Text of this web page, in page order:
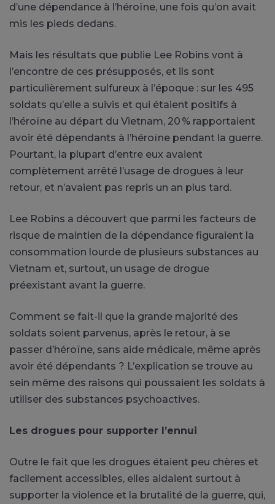
d’une dépendance à l’héroïne, une fois qu’on avait
mis les pieds dedans.
Mais les résultats que publie Lee Robins vont à
l’encontre de ces présupposés, et ils sont
particulièrement sulfureux à l’époque : sur les 495
soldats qu’elle a suivis et qui étaient positifs à
l’héroïne au départ du Vietnam, 20 % rapportaient
avoir été dépendants à l’héroïne pendant la guerre.
Pourtant, la plupart d’entre eux avaient
complètement arrêté l’usage de drogues à leur
retour, et n’avaient pas repris un an plus tard.
Lee Robins a découvert que parmi les facteurs de
risque de maintien de la dépendance figuraient la
consommation lourde de plusieurs substances au
Vietnam et, surtout, un usage de drogue
préexistant avant la guerre.
Comment se fait-il que la grande majorité des
soldats soient parvenus, après le retour, à se
passer d’héroïne, sans aide médicale, même après
avoir été dépendants ? L’explication se trouve au
sein même des raisons qui poussaient les soldats à
utiliser des substances psychoactives.
Les drogues pour supporter l’ennui
Outre le fait que les drogues étaient peu chères et
facilement accessibles, elles aidaient surtout à
supporter la violence et la brutalité de la guerre, qui,